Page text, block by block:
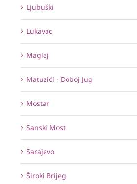
Ljubuški
Lukavac
Maglaj
Matuzići - Doboj Jug
Mostar
Sanski Most
Sarajevo
Široki Brijeg